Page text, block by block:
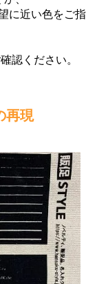
に近い色をご指
認ください。
再現